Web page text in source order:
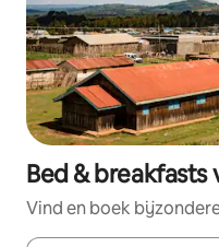
Bed & breakfasts
Vind en boek